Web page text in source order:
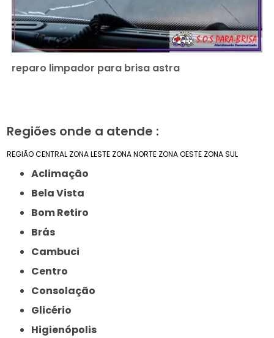
reparo limpador para brisa astra
Regiões onde a atende :
REGIÃO CENTRAL ZONA LESTE ZONA NORTE ZONA OESTE ZONA SUL
Aclimação
Bela Vista
Bom Retiro
Brás
Cambuci
Centro
Consolação
Glicério
Higienópolis